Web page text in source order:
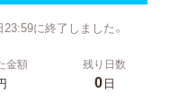
に終了しました。
金額 残り日数
0日